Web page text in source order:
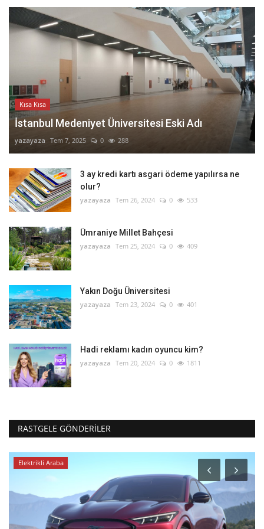
Kısa Kısa
İstanbul Medeniyet Üniversitesi Eski Adı
yazayaza Tem 7, 2025 0 288
3 ay kredi kartı asgari ödeme yapılırsa ne
olur?
yazayaza Tem 26, 2024 0 533
Ümraniye Millet Bahçesi
yazayaza Tem 25, 2024 0 409
Yakın Doğu Üniversitesi
yazayaza Tem 23, 2024 0 401
Hadi reklamı kadın oyuncu kim?
yazayaza Tem 20, 2024 0 1811
RASTGELE GÖNDERILER
Elektrikli Araba